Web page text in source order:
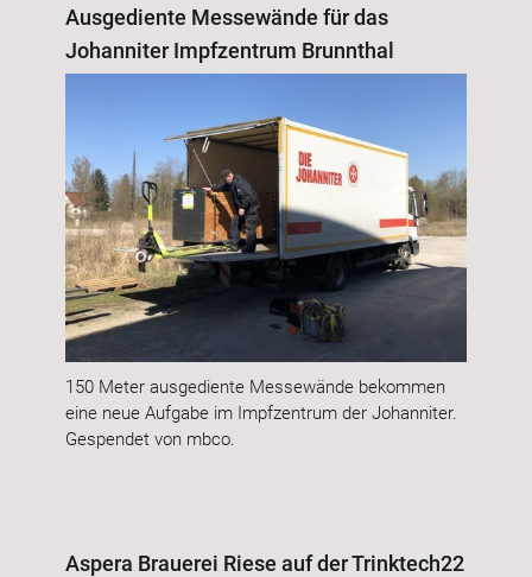
Ausgediente Messewände für das
Johanniter Impfzentrum Brunnthal
150 Meter ausgediente Messewände bekommen
eine neue Aufgabe im Impfzentrum der Johanniter.
Gespendet von mbco.
Aspera Brauerei Riese auf der Trinktech22